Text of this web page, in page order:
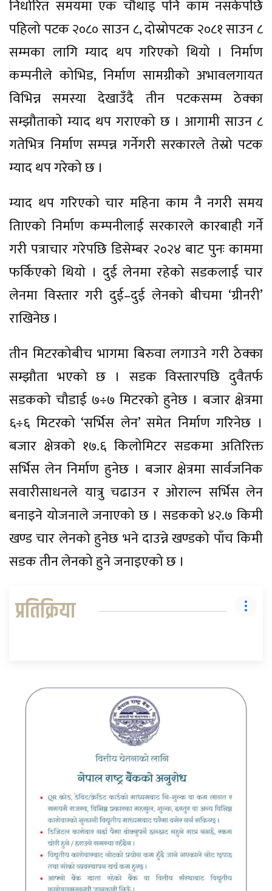
निर्धारित समयमा एक चौथाइ पनि काम नसकेपछि
पहिलो पटक २०८० साउन ८, दोस्रोपटक २०८१ साउन ८
सम्मका लागि म्याद थप गरिएको थियो । निर्माण
कम्पनीले कोभिड, निर्माण सामग्रीको अभावलगायत
विभिन्न समस्या देखाउँदै तीन पटकसम्म ठेक्का
सम्झौताको म्याद थप गराएको छ । आगामी साउन ८
गतेभित्र निर्माण सम्पन्न गर्नेगरी सरकारले तेस्रो पटक
म्याद थप गरेको छ ।
म्याद थप गरिएको चार महिना काम नै नगरी समय
तिाएको निर्माण कम्पनीलाई सरकारले कारबाही गर्ने
गरी पत्राचार गरेपछि डिसेम्बर २०२४ बाट पुनः काममा
फर्किएको थियो । दुई लेनमा रहेको सडकलाई चार
लेनमा विस्तार गरी दुई–दुई लेनको बीचमा ‘ग्रीनरी’
राखिनेछ ।
तीन मिटरकोबीच भागमा बिरुवा लगाउने गरी ठेक्का
सम्झौता भएको छ । सडक विस्तारपछि दुवैतर्फ
सडकको चौडाई ७÷७ मिटरको हुनेछ । बजार क्षेत्रमा
६÷६ मिटरको ‘सर्भिस लेन’ समेत निर्माण गरिनेछ ।
बजार क्षेत्रको १७.६ किलोमिटर सडकमा अतिरिक्त
सर्भिस लेन निर्माण हुनेछ । बजार क्षेत्रमा सार्वजनिक
सवारीसाधनले यात्रु चढाउन र ओराल्न सर्भिस लेन
बनाइने योजनाले जनाएको छ । सडकको ४२.७ किमी
खण्ड चार लेनको हुनेछ भने दाउन्ने खण्डको पाँच किमी
सडक तीन लेनको हुने जनाइएको छ ।
प्रतिक्रिया